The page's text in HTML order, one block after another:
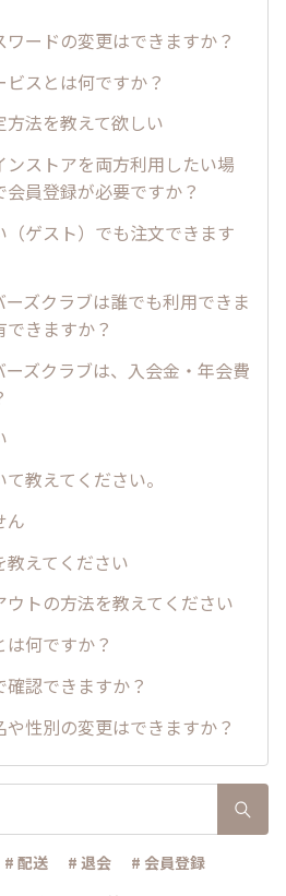
ードの変更はできますか？
スとは何ですか？
法を教えて欲しい
ンストアを両方利用したい場
員登録が必要ですか？
（ゲスト）でも注文できます
ズクラブは誰でも利用できま
きますか？
ーズクラブは、入会金・年会費
教えてください。
ん
えてください
ウトの方法を教えてください
は何ですか？
認できますか？
性別の変更はできますか？
# 配送 # 退会
# 会員登録